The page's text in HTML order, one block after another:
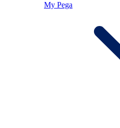
My Pega